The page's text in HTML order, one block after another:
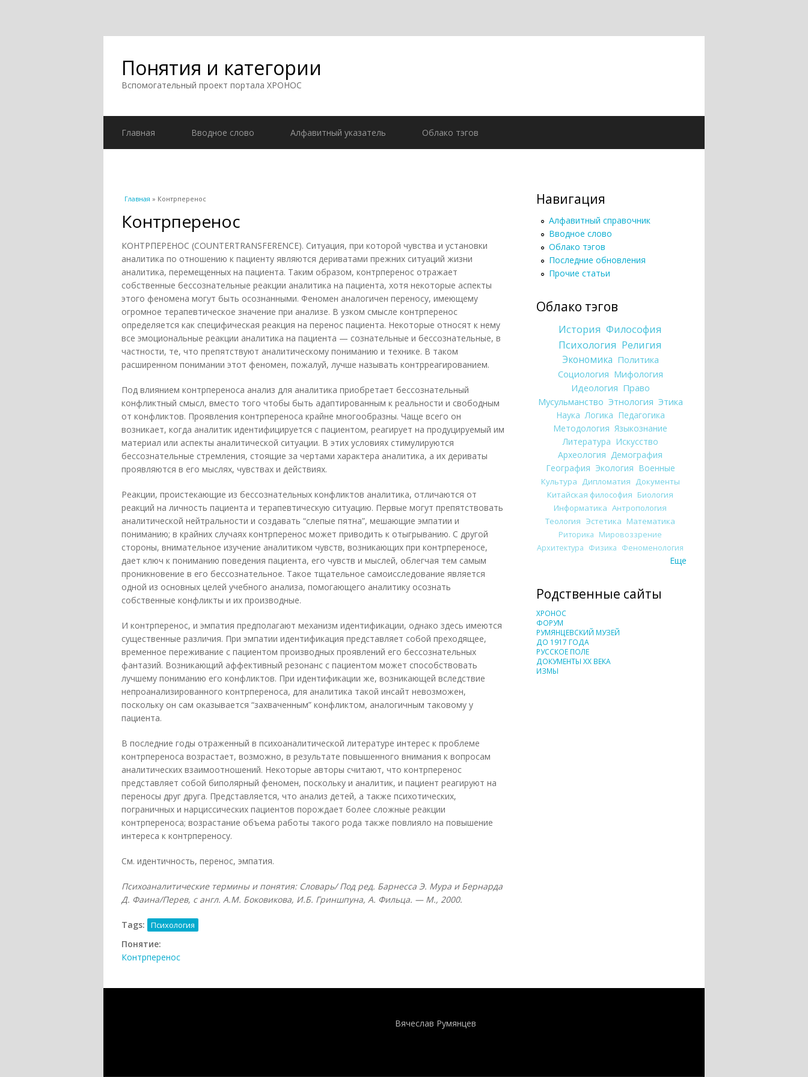
Понятия и категории
Вспомогательный проект портала ХРОНОС
Главная Вводное слово Алфавитный указатель Облако тэгов
Вы здесь
Главная » Контрперенос
Контрперенос
КОНТРПЕРЕНОС (COUNTERTRANSFERENCE). Ситуация, при которой чувства и установки
аналитика по отношению к пациенту являются дериватами прежних ситуаций жизни
аналитика, перемещенных на пациента. Таким образом, контрперенос отражает
собственные бессознательные реакции аналитика на пациента, хотя некоторые аспекты
этого феномена могут быть осознанными. Феномен аналогичен переносу, имеющему
огромное терапевтическое значение при анализе. В узком смысле контрперенос
определяется как специфическая реакция на перенос пациента. Некоторые относят к нему
все эмоциональные реакции аналитика на пациента — сознательные и бессознательные, в
частности, те, что препятствуют аналитическому пониманию и технике. В таком
расширенном понимании этот феномен, пожалуй, лучше называть контрреагированием.
Под влиянием контрпереноса анализ для аналитика приобретает бессознательный
конфликтный смысл, вместо того чтобы быть адаптированным к реальности и свободным
от конфликтов. Проявления контрпереноса крайне многообразны. Чаще всего он
возникает, когда аналитик идентифицируется с пациентом, реагирует на продуцируемый им
материал или аспекты аналитической ситуации. В этих условиях стимулируются
бессознательные стремления, стоящие за чертами характера аналитика, а их дериваты
проявляются в его мыслях, чувствах и действиях.
Реакции, проистекающие из бессознательных конфликтов аналитика, отличаются от
реакций на личность пациента и терапевтическую ситуацию. Первые могут препятствовать
аналитической нейтральности и создавать “слепые пятна”, мешающие эмпатии и
пониманию; в крайних случаях контрперенос может приводить к отыгрыванию. С другой
стороны, внимательное изучение аналитиком чувств, возникающих при контрпереносе,
дает ключ к пониманию поведения пациента, его чувств и мыслей, облегчая тем самым
проникновение в его бессознательное. Такое тщательное самоисследование является
одной из основных целей учебного анализа, помогающего аналитику осознать
собственные конфликты и их производные.
И контрперенос, и эмпатия предполагают механизм идентификации, однако здесь имеются
существенные различия. При эмпатии идентификация представляет собой преходящее,
временное переживание с пациентом производных проявлений его бессознательных
фантазий. Возникающий аффективный резонанс с пациентом может способствовать
лучшему пониманию его конфликтов. При идентификации же, возникающей вследствие
непроанализированного контрпереноса, для аналитика такой инсайт невозможен,
поскольку он сам оказывается “захваченным” конфликтом, аналогичным таковому у
пациента.
В последние годы отраженный в психоаналитической литературе интерес к проблеме
контрпереноса возрастает, возможно, в результате повышенного внимания к вопросам
аналитических взаимоотношений. Некоторые авторы считают, что контрперенос
представляет собой биполярный феномен, поскольку и аналитик, и пациент реагируют на
переносы друг друга. Представляется, что анализ детей, а также психотических,
пограничных и нарциссических пациентов порождает более сложные реакции
контрпереноса; возрастание объема работы такого рода также повлияло на повышение
интереса к контрпереносу.
См. идентичность, перенос, эмпатия.
Психоаналитические термины и понятия: Словарь/ Под ред. Барнесса Э. Мура и Бернарда
Д. Фаина/Перев, с англ. А.М. Боковикова, И.Б. Гриншпуна, А. Фильца. — М., 2000.
Tags: Психология
Понятие:
Контрперенос
Навигация
Алфавитный справочник
Вводное слово
Облако тэгов
Последние обновления
Прочие статьи
Облако тэгов
История Философия
Психология Религия
Экономика Политика
Социология Мифология
Идеология Право
Мусульманство Этнология Этика
Наука Логика Педагогика
Методология Языкознание
Литература Искусство
Археология Демография
География Экология Военные
Культура Дипломатия Документы
Китайская философия Биология
Информатика Антропология
Теология Эстетика Математика
Риторика Мировоззрение
Архитектура Физика Феноменология
Еще
Родственные сайты
ХРОНОС
ФОРУМ
РУМЯНЦЕВСКИЙ МУЗЕЙ
ДО 1917 ГОДА
РУССКОЕ ПОЛЕ
ДОКУМЕНТЫ XX ВЕКА
ИЗМЫ
Вячеслав Румянцев